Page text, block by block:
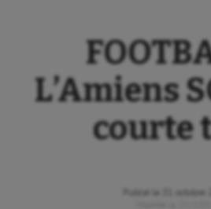
L’Amiens
courte
Publié le
31 octobre